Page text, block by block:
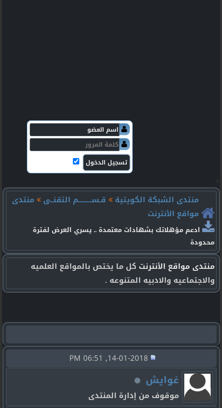
منتدى الشبكة الكويتية
قـســـــــــم التقنــى
منتدى
مواقع الأنترنت
ادعم مؤهلاتك بشهادات معتمدة .. يسري العرض لفترة
محدودة
منتدى مواقع الأنترنت كل ما يختص بالمواقع العلميه
والاجتماعيه والادبيه المتنوعه .
غوايش
موقوف من إدارة المنتدى